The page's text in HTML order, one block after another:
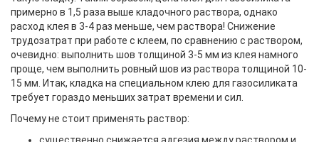
примерно в 1,5 раза выше кладочного раствора, однако
расход клея в 3-4 раз меньше, чем раствора! Снижение
трудозатрат при работе с клеем, по сравнению с раствором,
очевидно: выполнить шов толщиной 3-5 мм из клея намного
проще, чем выполнить ровный шов из раствора толщиной 10-
15 мм. Итак, кладка на специальном клею для газосиликата
требует гораздо меньших затрат времени и сил.
Почему не стоит применять раствор: